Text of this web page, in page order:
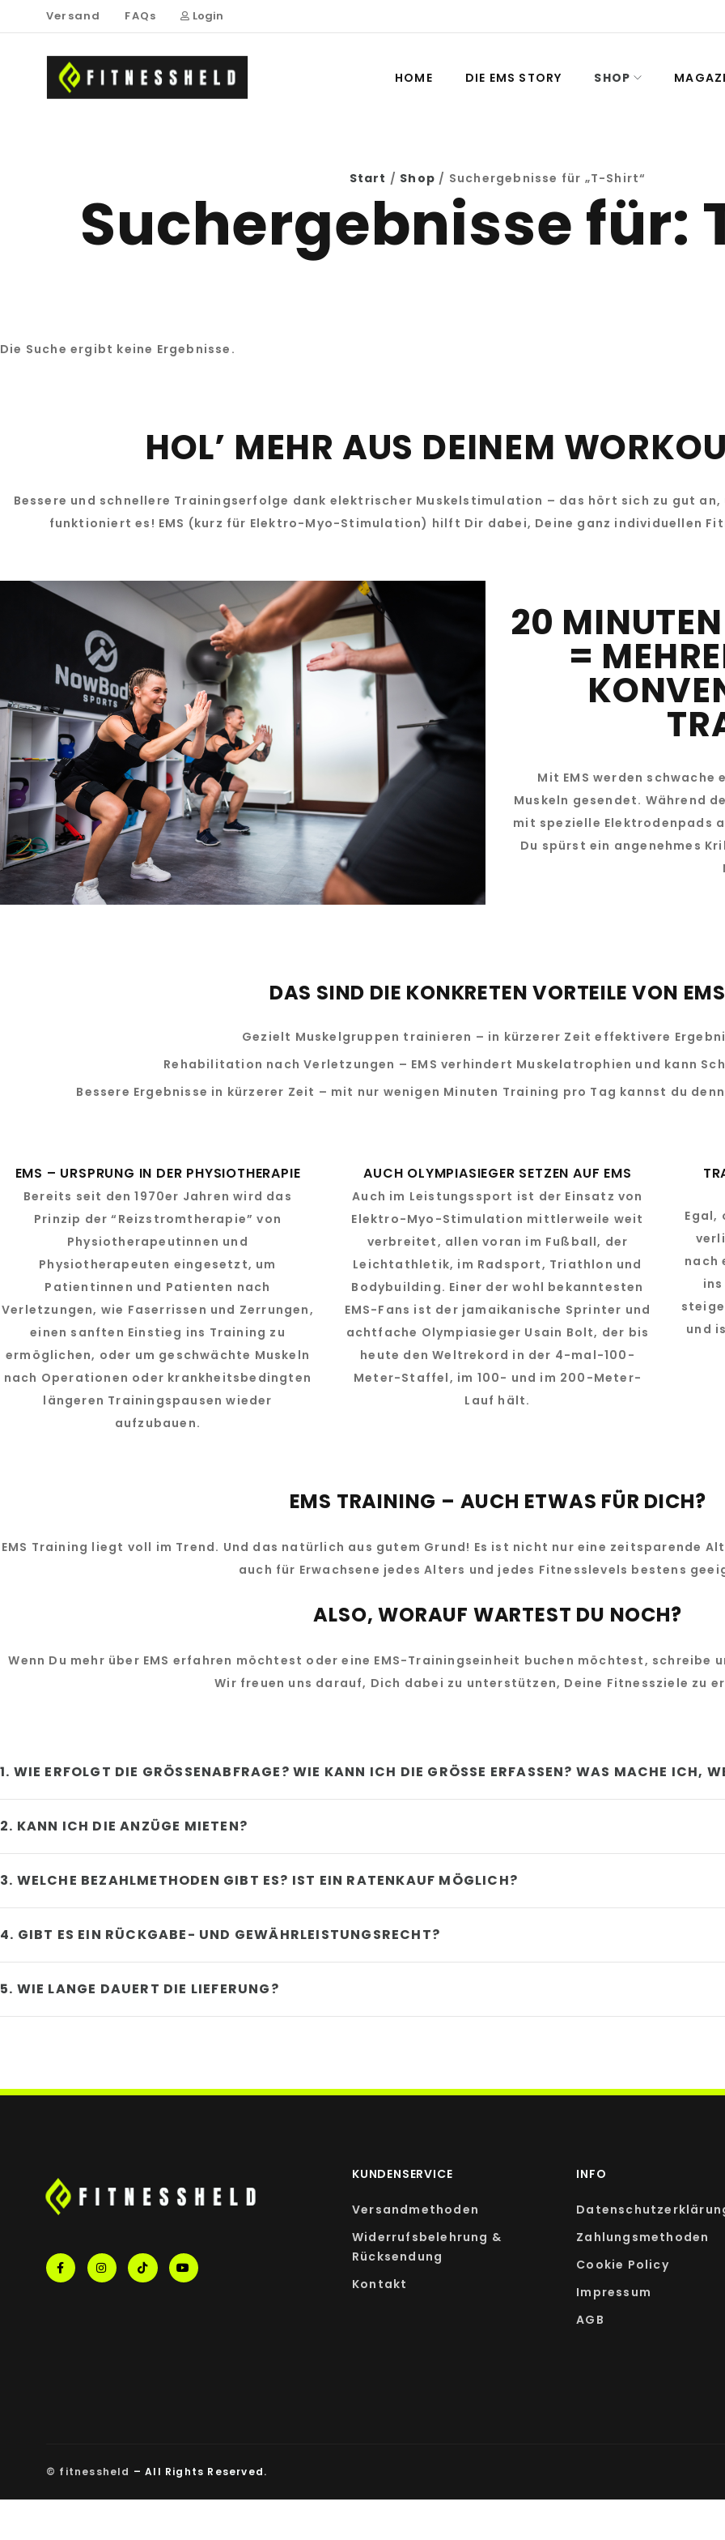
Versand FAQs Login
HOME DIE EMS STORY SHOP
Start / Shop / Suchergebnisse für „T-Shirt“
Suchergebnisse für:
Die Suche ergibt keine Ergebnisse.
HOL’ MEHR AUS DEINEM
Bessere und schnellere Trainingserfolge dank elektrischer Muskelstimulation – das hört sich zu gut an,
funktioniert es! EMS (kurz für Elektro-Myo-Stimulation) hilft Dir dabei, Deine ganz individuellen
20
=
Mit EMS werden
Muskeln gesendet. Während
mit spezielle Elektrodenpads
Du spürst ein angenehmes
DAS SIND DIE KONKRETEN VORTEILE VON EMS
Gezielt Muskelgruppen trainieren – in kürzerer Zeit effektivere
Rehabilitation nach Verletzungen – EMS verhindert Muskelatrophien und kann
Bessere Ergebnisse in kürzerer Zeit – mit nur wenigen Minuten Training pro Tag kannst du
EMS – URSPRUNG IN DER PHYSIOTHERAPIE
Bereits seit den 1970er Jahren wird das
Prinzip der “Reizstromtherapie” von
Physiotherapeutinnen und
Physiotherapeuten eingesetzt, um
Patientinnen und Patienten nach
Verletzungen, wie Faserrissen und Zerrungen,
einen sanften Einstieg ins Training zu
ermöglichen, oder um geschwächte Muskeln
nach Operationen oder krankheitsbedingten
längeren Trainingspausen wieder
aufzubauen.
AUCH OLYMPIASIEGER SETZEN AUF EMS
Auch im Leistungssport ist der Einsatz von
Elektro-Myo-Stimulation mittlerweile weit
verbreitet, allen voran im Fußball, der
Leichtathletik, im Radsport, Triathlon und
Bodybuilding. Einer der wohl bekanntesten
EMS-Fans ist der jamaikanische Sprinter und
achtfache Olympiasieger Usain Bolt, der bis
heute den Weltrekord in der 4-mal-100-
Meter-Staffel, im 100- und im 200-Meter-
Lauf hält.
Egal,
nach
und
EMS TRAINING – AUCH ETWAS FÜR DICH?
EMS Training liegt voll im Trend. Und das natürlich aus gutem Grund! Es ist nicht nur eine zeitsparende
auch für Erwachsene jedes Alters und jedes Fitnesslevels bestens
ALSO, WORAUF WARTEST DU NOCH?
Wenn Du mehr über EMS erfahren möchtest oder eine EMS-Trainingseinheit buchen möchtest, schreibe
Wir freuen uns darauf, Dich dabei zu unterstützen, Deine Fitnessziele zu
1. WIE ERFOLGT DIE GRÖSSENABFRAGE? WIE KANN ICH DIE GRÖSSE ERFASSEN? WAS MACHE ICH,
2. KANN ICH DIE ANZÜGE MIETEN?
3. WELCHE BEZAHLMETHODEN GIBT ES? IST EIN RATENKAUF MÖGLICH?
4. GIBT ES EIN RÜCKGABE- UND GEWÄHRLEISTUNGSRECHT?
5. WIE LANGE DAUERT DIE LIEFERUNG?
KUNDENSERVICE
Versandmethoden
Widerrufsbelehrung &
Rücksendung
Kontakt
INFO
Zahlungsmethoden
Cookie Policy
Impressum
AGB
© fitnessheld – All Rights Reserved.